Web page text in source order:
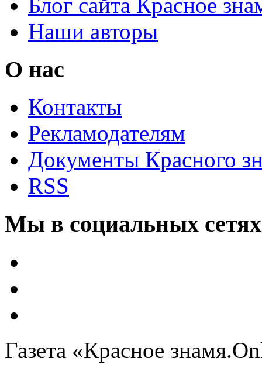
Наши авторы
О нас
Контакты
Рекламодателям
Документы Красного
RSS
Мы в социальных сетях
Газета «Красное